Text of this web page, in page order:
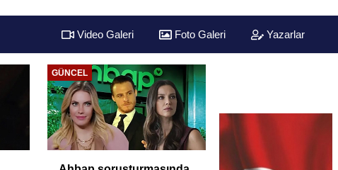
Video Galeri Foto Galeri Yazarlar
GÜNCEL